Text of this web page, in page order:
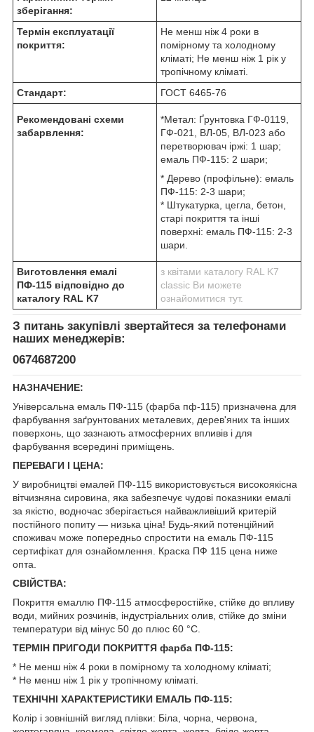
зберігання:
Термін експлуатації
покриття:
Не менш ніж 4 роки в
помірному та холодному
кліматі; Не менш ніж 1 рік у
тропічному кліматі.
Стандарт:
ГОСТ 6465-76
Рекомендовані схеми
забарвлення:
*Метал: Ґрунтовка ГФ-0119,
ГФ-021, ВЛ-05, ВЛ-023 або
перетворювач іржі: 1 шар;
емаль ПФ-115: 2 шари;
* Дерево (профільне): емаль
ПФ-115: 2-3 шари;
* Штукатурка, цегла, бетон,
старі покриття та інші
поверхні: емаль ПФ-115: 2-3
шари.
Виготовлення емалі
ПФ-115 відповідно до
каталогу RAL K7
з квітами каталогу RAL K7
classic Ви можете
ознайомитися тут.
З питань закупівлі звертайтеся за телефонами
наших менеджерів:
0674687200
НАЗНАЧЕНИЕ:
Універсальна емаль ПФ-115 (фарба пф-115) призначена для
фарбування заґрунтованих металевих, дерев'яних та інших
поверхонь, що зазнають атмосферних впливів і для
фарбування всередині приміщень.
ПЕРЕВАГИ І ЦЕНА:
У виробництві емалей ПФ-115 використовується високоякісна
вітчизняна сировина, яка забезпечує чудові показники емалі
за якістю, водночас зберігається найважливіший критерій
постійного попиту — низька ціна! Будь-який потенційний
споживач може попередньо спростити на емаль ПФ-115
сертифікат для ознайомлення. Краска ПФ 115 цена ниже
опта.
СВІЙСТВА:
Покриття емаллю ПФ-115 атмосферостійке, стійке до впливу
води, мийних розчинів, індустріальних олив, стійке до зміни
температури від мінус 50 до плюс 60 °C.
ТЕРМІН ПРИГОДИ ПОКРИТТЯ фарба ПФ-115:
* Не менш ніж 4 роки в помірному та холодному кліматі;
* Не менш ніж 1 рік у тропічному кліматі.
ТЕХНІЧНІ ХАРАКТЕРИСТИКИ ЕМАЛЬ ПФ-115:
Колір і зовнішній вигляд плівки: Біла, чорна, червона,